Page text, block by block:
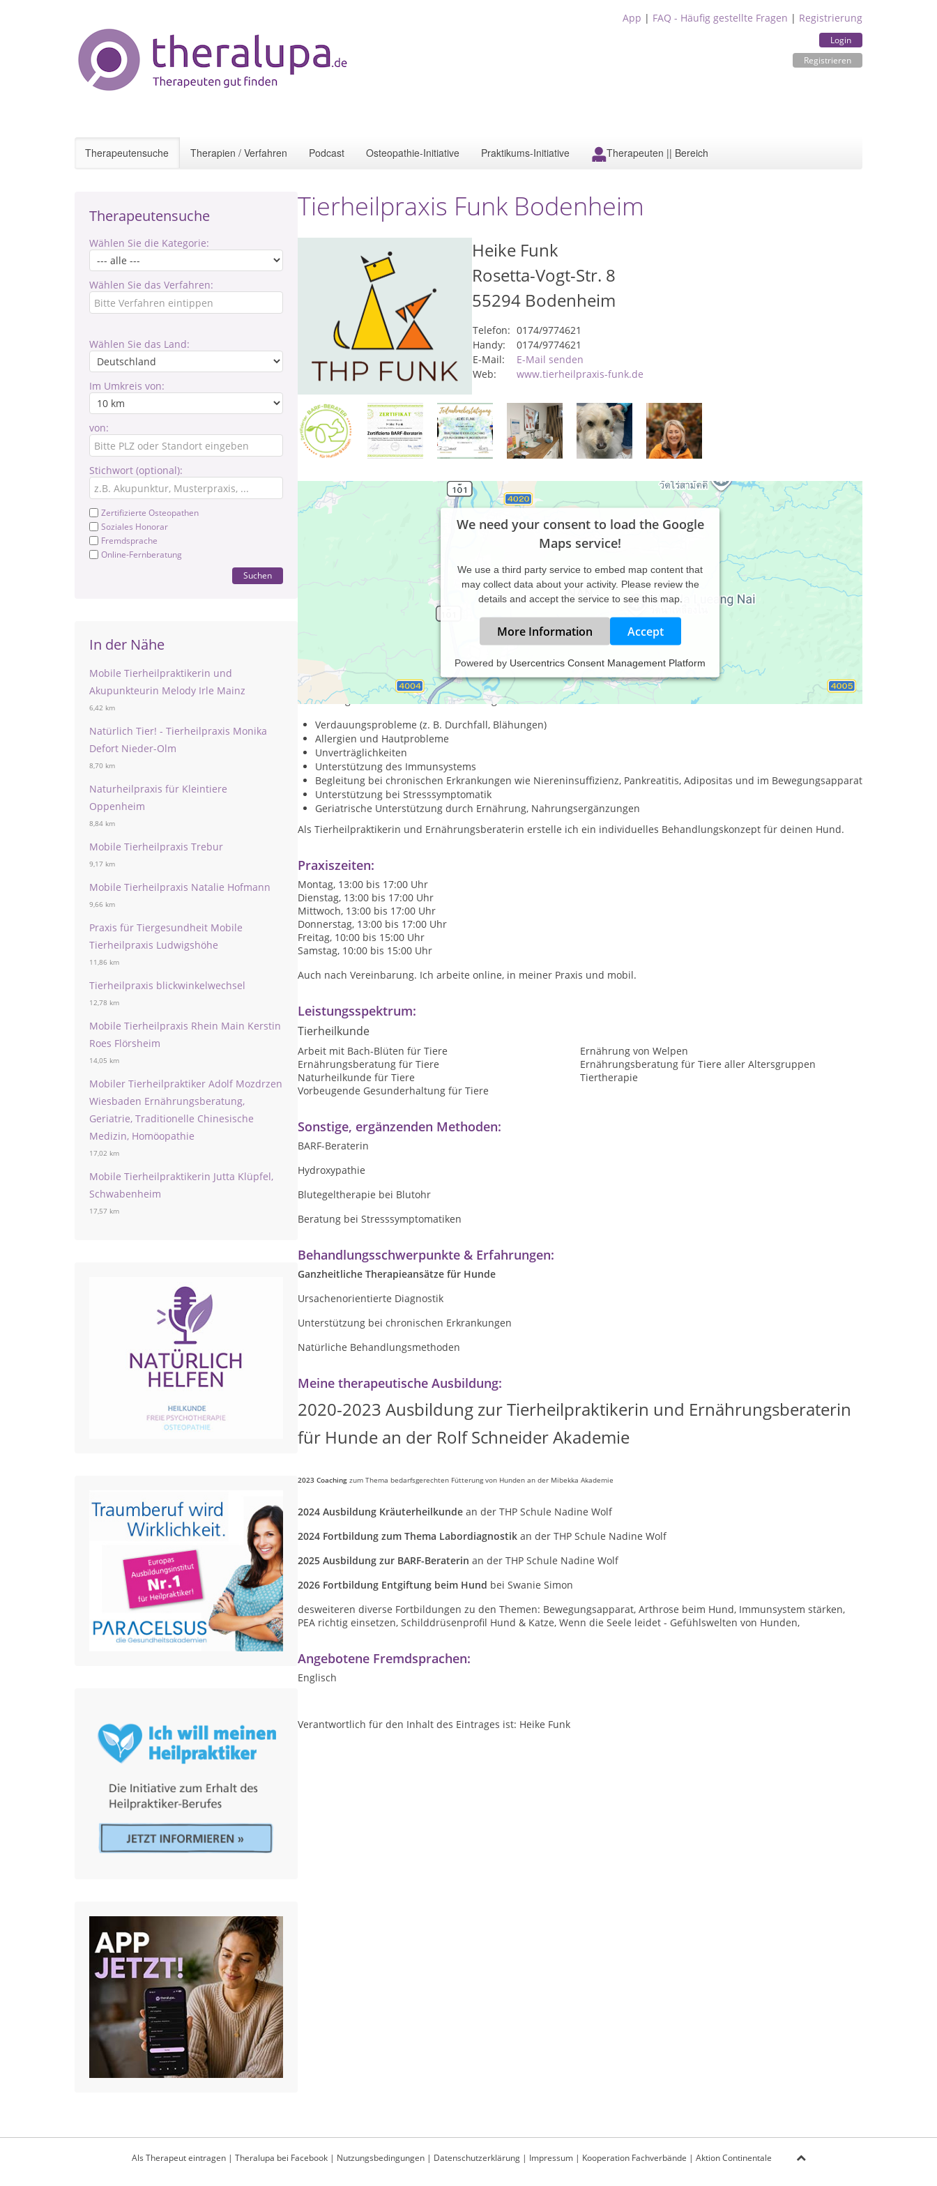
App | FAQ - Häufig gestellte Fragen | Registrierung
Login
Registrieren
Therapeutensuche Therapien / Verfahren Podcast Osteopathie-Initiative Praktikums-Initiative Therapeuten || Bereich
Therapeutensuche
Wählen Sie die Kategorie:
Wählen Sie das Verfahren:
Wählen Sie das Land:
Im Umkreis von:
von:
Stichwort (optional):
Zertifizierte Osteopathen
Soziales Honorar
Fremdsprache
Online-Fernberatung
Suchen
In der Nähe
Mobile Tierheilpraktikerin und
Akupunkteurin Melody Irle Mainz
6,42 km
Natürlich Tier! - Tierheilpraxis Monika
Defort Nieder-Olm
8,70 km
Naturheilpraxis für Kleintiere
Oppenheim
8,84 km
Mobile Tierheilpraxis Trebur
9,17 km
Mobile Tierheilpraxis Natalie Hofmann
9,66 km
Praxis für Tiergesundheit Mobile
Tierheilpraxis Ludwigshöhe
11,86 km
Tierheilpraxis blickwinkelwechsel
12,78 km
Mobile Tierheilpraxis Rhein Main Kerstin
Roes Flörsheim
14,05 km
Mobiler Tierheilpraktiker Adolf Mozdrzen
Wiesbaden Ernährungsberatung,
Geriatrie, Traditionelle Chinesische
Medizin, Homöopathie
17,02 km
Mobile Tierheilpraktikerin Jutta Klüpfel,
Schwabenheim
17,57 km
Tierheilpraxis Funk Bodenheim
Heike Funk
Rosetta-Vogt-Str. 8
55294 Bodenheim
Telefon: 0174/9774621
Handy:
0174/9774621
E-Mail:
E-Mail senden
Web:
www.tierheilpraxis-funk.de
We need your consent to load the Google
Maps service!
We use a third party service to embed map content that
may collect data about your activity. Please review the
details and accept the service to see this map.
More Information Accept
Powered by Usercentrics Consent Management Platform
Ob akute Beschwerden oder chronische Erkrankungen – ich biete einesanfte, natürliche Unterstützung für Hunde
durch Ernährung, Kräuter und Vitalpilzen. Ich arbeite mit Laboren, Hundetrainer, Hundephysiotherapeuten zusammen,
um einen ganzheitlichen Ansatz zu verfolgen.
Verdauungsprobleme (z. B. Durchfall, Blähungen)
Allergien und Hautprobleme
Unverträglichkeiten
Unterstützung des Immunsystems
Begleitung bei chronischen Erkrankungen wie Niereninsuffizienz, Pankreatitis, Adipositas und im Bewegungsapparat
Unterstützung bei Stresssymptomatik
Geriatrische Unterstützung durch Ernährung, Nahrungsergänzungen
Als Tierheilpraktikerin und Ernährungsberaterin erstelle ich ein individuelles Behandlungskonzept für deinen Hund.
Praxiszeiten:
Montag, 13:00 bis 17:00 Uhr
Dienstag, 13:00 bis 17:00 Uhr
Mittwoch, 13:00 bis 17:00 Uhr
Donnerstag, 13:00 bis 17:00 Uhr
Freitag, 10:00 bis 15:00 Uhr
Samstag, 10:00 bis 15:00 Uhr
Auch nach Vereinbarung. Ich arbeite online, in meiner Praxis und mobil.
Leistungsspektrum:
Tierheilkunde
Arbeit mit Bach-Blüten für Tiere
Ernährung von Welpen
Ernährungsberatung für Tiere
Ernährungsberatung für Tiere aller Altersgruppen
Naturheilkunde für Tiere
Tiertherapie
Vorbeugende Gesunderhaltung für Tiere
Sonstige, ergänzenden Methoden:
BARF-Beraterin
Hydroxypathie
Blutegeltherapie bei Blutohr
Beratung bei Stresssymptomatiken
Behandlungsschwerpunkte & Erfahrungen:
Ganzheitliche Therapieansätze für Hunde
Ursachenorientierte Diagnostik
Unterstützung bei chronischen Erkrankungen
Natürliche Behandlungsmethoden
Meine therapeutische Ausbildung:
2020-2023 Ausbildung zur Tierheilpraktikerin und Ernährungsberaterin
für Hunde an der Rolf Schneider Akademie
2023 Coaching zum Thema bedarfsgerechten Fütterung von Hunden an der Mibekka Akademie
2024 Ausbildung Kräuterheilkunde an der THP Schule Nadine Wolf
2024 Fortbildung zum Thema Labordiagnostik an der THP Schule Nadine Wolf
2025 Ausbildung zur BARF-Beraterin an der THP Schule Nadine Wolf
2026 Fortbildung Entgiftung beim Hund bei Swanie Simon
desweiteren diverse Fortbildungen zu den Themen: Bewegungsapparat, Arthrose beim Hund, Immunsystem stärken,
PEA richtig einsetzen, Schilddrüsenprofil Hund & Katze, Wenn die Seele leidet - Gefühlswelten von Hunden,
Angebotene Fremdsprachen:
Englisch
Verantwortlich für den Inhalt des Eintrages ist: Heike Funk
Als Therapeut eintragen| Theralupa bei Facebook| Nutzungsbedingungen| Datenschutzerklärung| Impressum| Kooperation Fachverbände | Aktion Continentale